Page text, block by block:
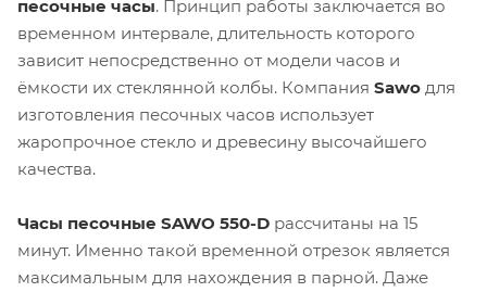
песочные часы. Принцип работы заключается во
временном интервале, длительность которого
зависит непосредственно от модели часов и
ёмкости их стеклянной колбы. Компания Sawo для
изготовления песочных часов использует
жаропрочное стекло и древесину высочайшего
качества.
Часы песочные SAWO 550-D рассчитаны на 15
минут. Именно такой временной отрезок является
максимальным для нахождения в парной. Даже